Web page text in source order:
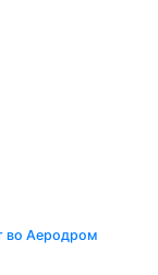
во Аеродром